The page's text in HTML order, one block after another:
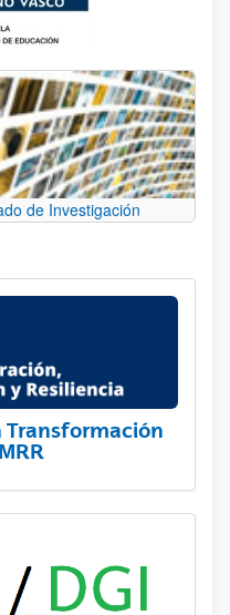
de Investigación
Transformación